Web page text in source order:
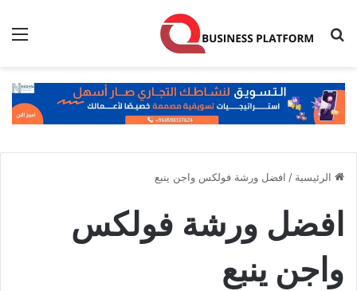
بحث عن
الرئيسية / افضل ورشة فولكس واجن ينبع
افضل ورشة فولكس
واجن ينبع